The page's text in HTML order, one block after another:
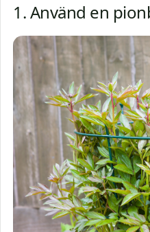
1. Använd en